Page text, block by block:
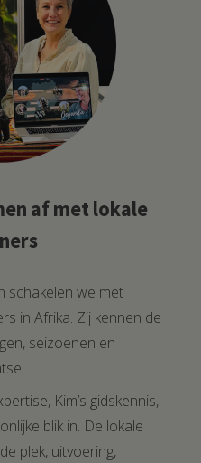
af met lokale
schakelen we met
in Afrika. Zij kennen de
seizoenen en
Kim’s gidskennis,
blik in. De lokale
plek, uitvoering,